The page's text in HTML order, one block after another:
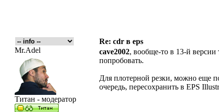
Re: cdr в eps
Mr.Adel
Титан - модератор
cave2002, вообще-то в 13-й
попробовать.
Для плотерной резки, можно еще
очередь, пересохранить в EPS